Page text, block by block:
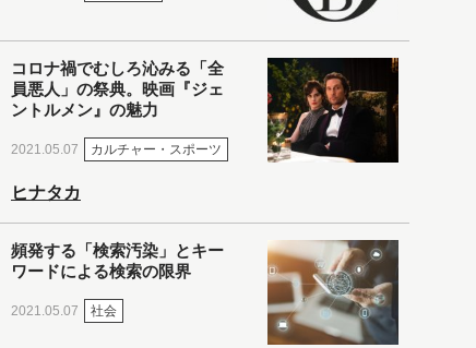
コロナ禍でむしろ沁みる「全
員悪人」の祭典。映画『ジェ
ントルメン』の魅力
2021.05.07 カルチャー・スポーツ
ヒナタカ
頻発する「検索汚染」とキー
ワードによる検索の限界
2021.05.07 社会